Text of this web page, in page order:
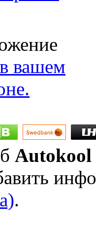
вашем
.